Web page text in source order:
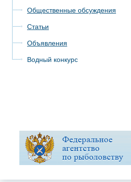
Общественные обсуждения
Статьи
Объявления
Водный конкурс